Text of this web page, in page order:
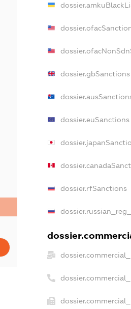
dossier.gbSanctions
dossier.euSanctions
dossier.rfSanctions